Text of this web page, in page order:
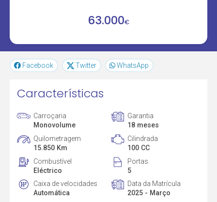
63.000€
Facebook Twitter WhatsApp
Características
Carroçaria
Monovolume
Garantia
18 meses
Quilometragem
15.850 Km
Cilindrada
100 CC
Combustível
Eléctrico
Portas
5
Caixa de velocidades
Automática
Data da Matrícula
2025 - Março